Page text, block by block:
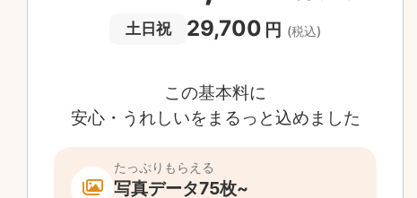
あります。撮影日時・場所・フォトグラファーが
該当する場合、申込みフォームでお知らせしま